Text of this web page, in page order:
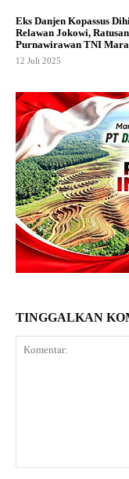
Eks Danjen Kopassus
Relawan Jokowi, Ratusan
Purnawirawan TNI
12 Juli 2025
TINGGALKAN